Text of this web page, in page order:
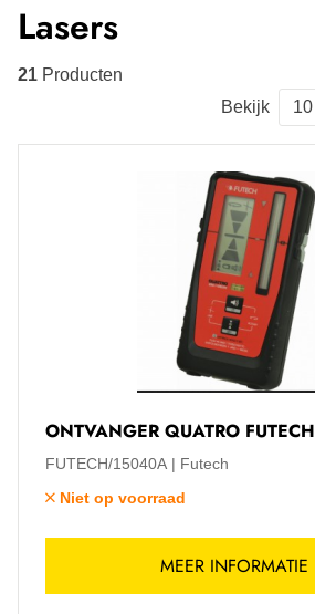
Lasers
21 Producten
Bekijk
ONTVANGER QUATRO FUTECH
FUTECH/15040A
Futech
Niet op voorraad
MEER INFORMATIE